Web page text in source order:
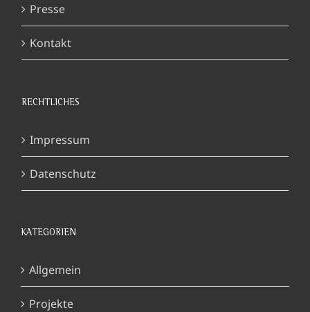
Presse
Kontakt
RECHTLICHES
Impressum
Datenschutz
KATEGORIEN
Allgemein
Projekte